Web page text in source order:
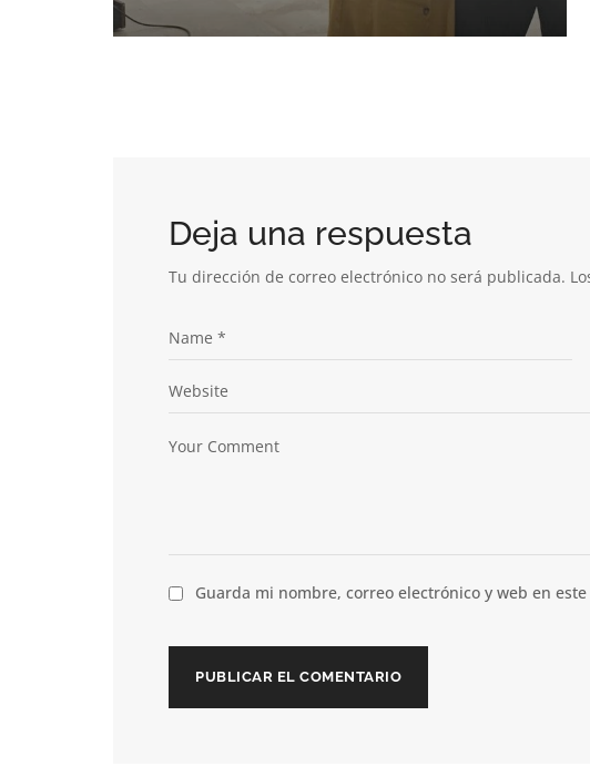
Deja una respuesta
Tu dirección de correo electrónico no será publicada.
Guarda mi nombre, correo electrónico y web en